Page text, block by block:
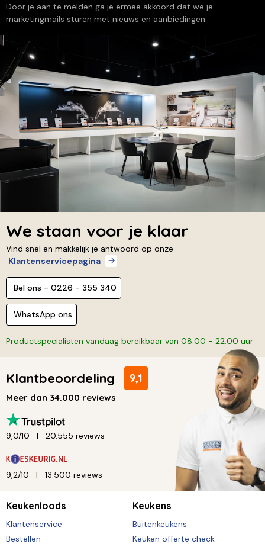
Door je aan te melden ga je ermee akkoord dat we je
marketingmails sturen met nieuws en aanbiedingen.
We staan voor je klaar
Vind snel en makkelijk je antwoord op onze
Klantenservicepagina
Bel ons - 0226 - 355 340
WhatsApp ons
Productspecialisten vandaag bereikbaar van 08:00 - 22:00 uur
Klantbeoordeling 9,1
Meer dan 34.000 reviews
9,0/10 20.555 reviews
9,2/10 13.500 reviews
Keukenloods
Klantenservice
Bestellen
Keukens
Buitenkeukens
Keuken offerte check